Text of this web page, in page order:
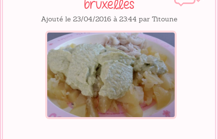
bruxelles
Ajouté le 23/04/2016 à 23:44 par Titoune